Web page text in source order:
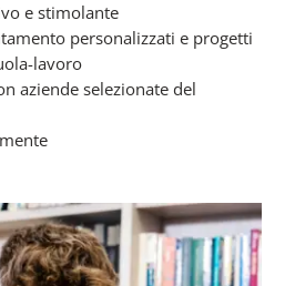
e stimolante
personalizzati e progetti
lavoro
aziende selezionate del